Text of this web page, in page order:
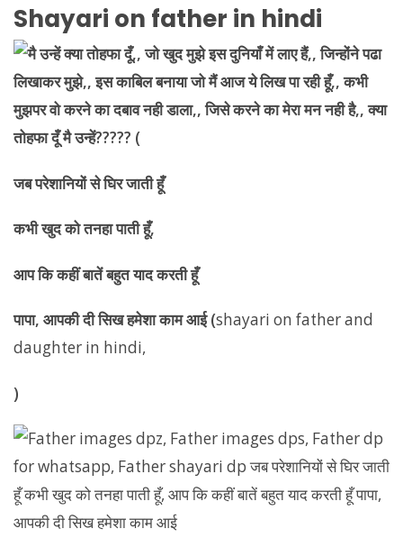
Shayari on father in hindi
जब परेशानियों से घिर जाती हूँ
कभी खुद को तनहा पाती हूँ,
आप कि कहीं बातें बहुत याद करती हूँ
पापा, आपकी दी सिख हमेशा काम आई (shayari on father and
daughter in hindi,
)